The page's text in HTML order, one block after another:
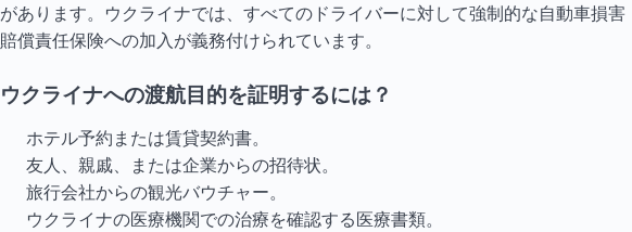
があります。ウクライナでは、すべてのドライバーに対して強制的な自動車損害
賠償責任保険への加入が義務付けられています。
ウクライナへの渡航目的を証明するには？
ホテル予約または賃貸契約書。
友人、親戚、または企業からの招待状。
旅行会社からの観光バウチャー。
ウクライナの医療機関での治療を確認する医療書類。